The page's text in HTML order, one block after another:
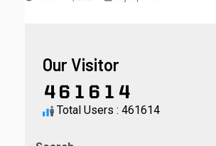
Our Visitor
Total Users : 461614